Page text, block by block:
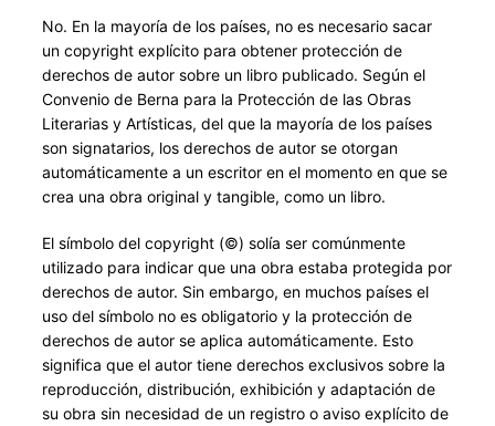
No. En la mayoría de los países, no es necesario sacar
un copyright explícito para obtener protección de
derechos de autor sobre un libro publicado. Según el
Convenio de Berna para la Protección de las Obras
Literarias y Artísticas, del que la mayoría de los países
son signatarios, los derechos de autor se otorgan
automáticamente a un escritor en el momento en que se
crea una obra original y tangible, como un libro.
El símbolo del copyright (©) solía ser comúnmente
utilizado para indicar que una obra estaba protegida por
derechos de autor. Sin embargo, en muchos países el
uso del símbolo no es obligatorio y la protección de
derechos de autor se aplica automáticamente. Esto
significa que el autor tiene derechos exclusivos sobre la
reproducción, distribución, exhibición y adaptación de
su obra sin necesidad de un registro o aviso explícito de